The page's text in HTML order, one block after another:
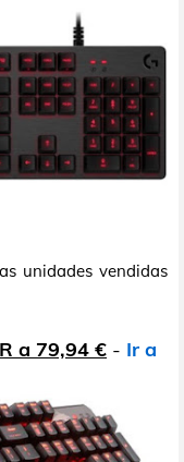
unidades vendidas
a 79,94 € - Ir a